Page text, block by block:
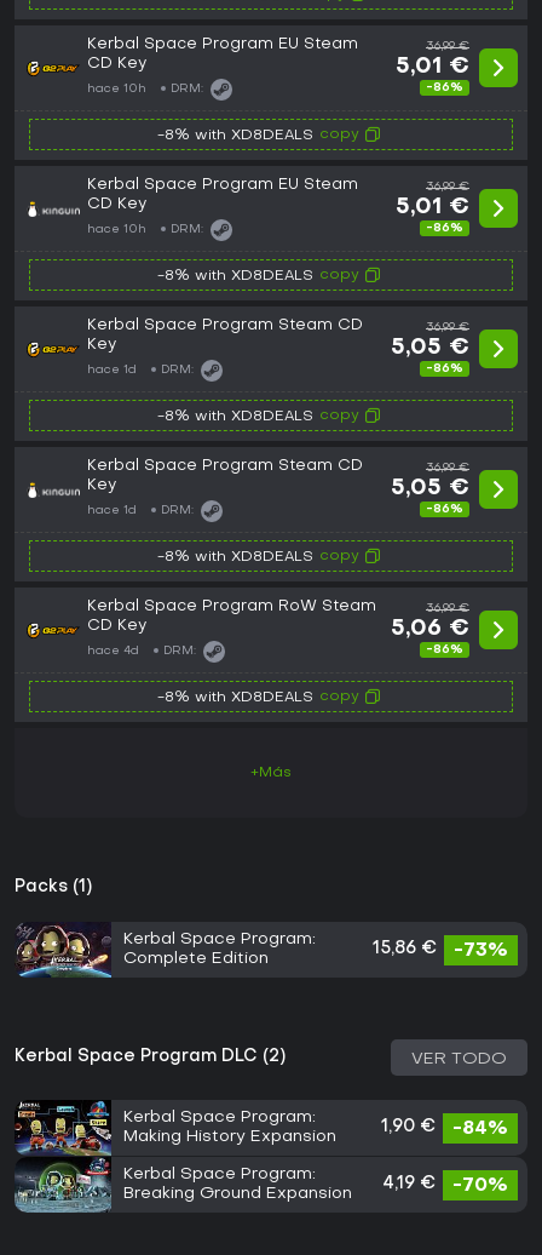
Kerbal Space Program EU Steam
CD Key
hace 10h DRM:
36,99 €
5,01 €
-86%
-8% with XD8DEALS copy
Kerbal Space Program EU Steam
CD Key
hace 10h DRM:
36,99 €
5,01 €
-86%
-8% with XD8DEALS copy
Kerbal Space Program Steam CD
Key
hace 1d DRM:
36,99 €
5,05 €
-86%
-8% with XD8DEALS copy
Kerbal Space Program Steam CD
Key
hace 1d DRM:
36,99 €
5,05 €
-86%
-8% with XD8DEALS copy
Kerbal Space Program RoW Steam
CD Key
hace 4d DRM:
36,99 €
5,06 €
-86%
-8% with XD8DEALS copy
+Más
Packs (1)
Kerbal Space Program:
Complete Edition
15,86 € -73%
Kerbal Space Program DLC (2) VER TODO
Kerbal Space Program:
Making History Expansion
1,90 € -84%
Kerbal Space Program:
Breaking Ground Expansion
4,19 € -70%